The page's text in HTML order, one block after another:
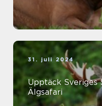
31. juli 2024
Upptäck Sveriges
Älgsafari